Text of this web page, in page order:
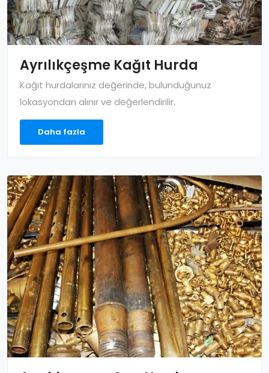
Ayrılıkçeşme Kağıt Hurda
Kağıt hurdalarınız değerinde, bulunduğunuz
lokasyondan alınır ve değerlendirilir.
Daha fazla